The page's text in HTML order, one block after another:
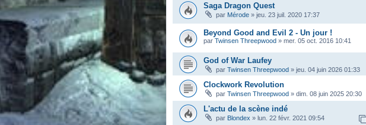
Saga Dragon Quest
par Mérode » jeu. 23 juil. 2020 17:37
Beyond Good and Evil 2 - Un jour !
par Twinsen Threepwood » mer. 05 oct. 2016 10:41
God of War Laufey
par Twinsen Threepwood » jeu. 04 juin 2026 01:33
Clockwork Revolution
par Twinsen Threepwood » dim. 08 juin 2025 20:30
L'actu de la scène indé
par Blondex » lun. 22 févr. 2021 09:54